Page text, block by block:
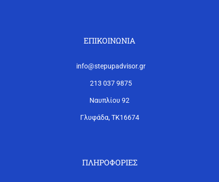
ΕΠΙΚΟΙΝΩΝΊΑ
info@stepupadvisor.gr
213 037 9875
Ναυπλίου 92
Γλυφάδα, ΤΚ16674
ΠΛΗΡΟΦΟΡΊΕΣ